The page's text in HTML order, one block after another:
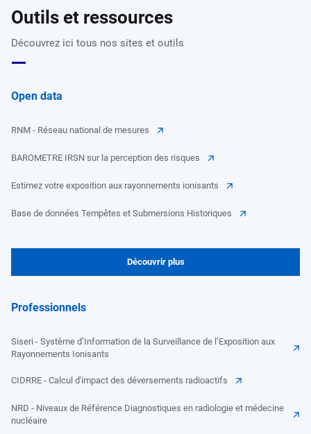
Outils et ressources
Découvrez ici tous nos sites et outils
Open data
RNM - Réseau national de mesures
BAROMETRE IRSN sur la perception des risques
Estimez votre exposition aux rayonnements ionisants
Base de données Tempêtes et Submersions Historiques
Découvrir plus
Professionnels
Siseri - Système d’Information de la Surveillance de l’Exposition aux
Rayonnements Ionisants
CIDRRE - Calcul d'impact des déversements radioactifs
NRD - Niveaux de Référence Diagnostiques en radiologie et médecine
nucléaire